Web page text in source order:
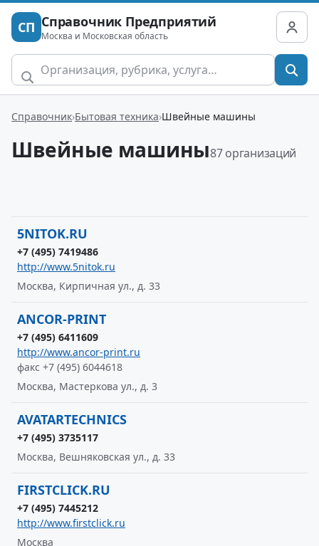
СП Справочник Предприятий
Москва и Московская область
Справочник Бытовая техника Швейные машины
Швейные машины87 организаций
5NITOK.RU
+7 (495) 7419486
http://www.5nitok.ru
Москва, Кирпичная ул., д. 33
ANCOR-PRINT
+7 (495) 6411609
http://www.ancor-print.ru
факс +7 (495) 6044618
Москва, Мастеркова ул., д. 3
AVATARTECHNICS
+7 (495) 3735117
Москва, Вешняковская ул., д. 33
FIRSTCLICK.RU
+7 (495) 7445212
http://www.firstclick.ru
Москва